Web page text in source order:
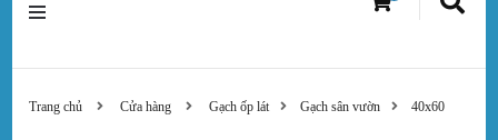
Trang chủ Cửa hàng Gạch ốp lát Gạch sân vườn 40x60